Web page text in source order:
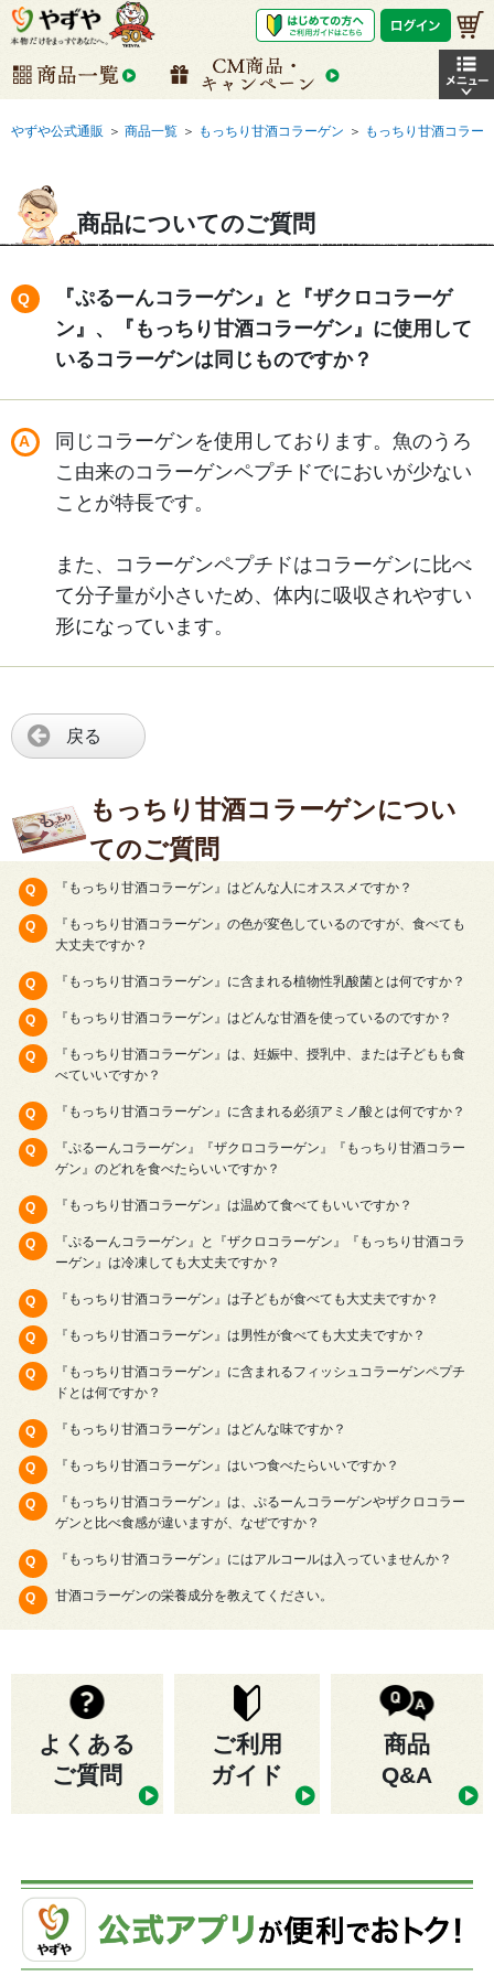
やずや公式通販 ＞ 商品一覧 ＞ もっちり甘酒コラーゲン ＞ もっちり甘酒コラー
商品についてのご質問
『ぷるーんコラーゲン』と『ザクロコラーゲ
ン』、『もっちり甘酒コラーゲン』に使用して
いるコラーゲンは同じものですか？
同じコラーゲンを使用しております。魚のうろ
こ由来のコラーゲンペプチドでにおいが少ない
ことが特長です。
また、コラーゲンペプチドはコラーゲンに比べ
て分子量が小さいため、体内に吸収されやすい
形になっています。
戻る
もっちり甘酒コラーゲンについ
てのご質問
『もっちり甘酒コラーゲン』はどんな人にオススメですか？
『もっちり甘酒コラーゲン』の色が変色しているのですが、食べても
大丈夫ですか？
『もっちり甘酒コラーゲン』に含まれる植物性乳酸菌とは何ですか？
『もっちり甘酒コラーゲン』はどんな甘酒を使っているのですか？
『もっちり甘酒コラーゲン』は、妊娠中、授乳中、または子どもも食
べていいですか？
『もっちり甘酒コラーゲン』に含まれる必須アミノ酸とは何ですか？
『ぷるーんコラーゲン』『ザクロコラーゲン』『もっちり甘酒コラー
ゲン』のどれを食べたらいいですか？
『もっちり甘酒コラーゲン』は温めて食べてもいいですか？
『ぷるーんコラーゲン』と『ザクロコラーゲン』『もっちり甘酒コラ
ーゲン』は冷凍しても大丈夫ですか？
『もっちり甘酒コラーゲン』は子どもが食べても大丈夫ですか？
『もっちり甘酒コラーゲン』は男性が食べても大丈夫ですか？
『もっちり甘酒コラーゲン』に含まれるフィッシュコラーゲンペプチ
ドとは何ですか？
『もっちり甘酒コラーゲン』はどんな味ですか？
『もっちり甘酒コラーゲン』はいつ食べたらいいですか？
『もっちり甘酒コラーゲン』は、ぷるーんコラーゲンやザクロコラー
ゲンと比べ食感が違いますが、なぜですか？
『もっちり甘酒コラーゲン』にはアルコールは入っていませんか？
甘酒コラーゲンの栄養成分を教えてください。
よくある
ご質問
ご利用
ガイド
商品
Q&A